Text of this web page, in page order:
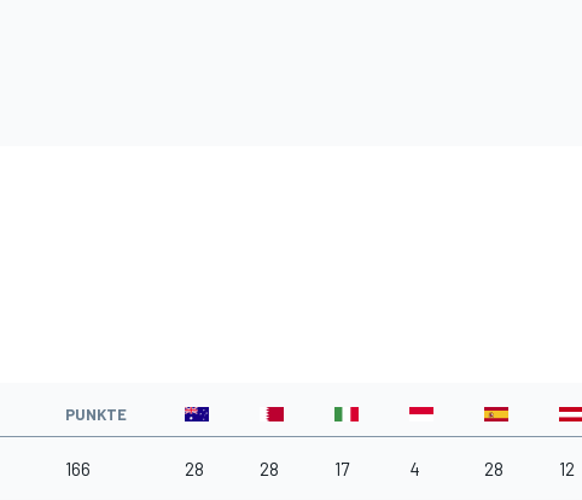
PUNKTE
166 28 28 17 4 28 12